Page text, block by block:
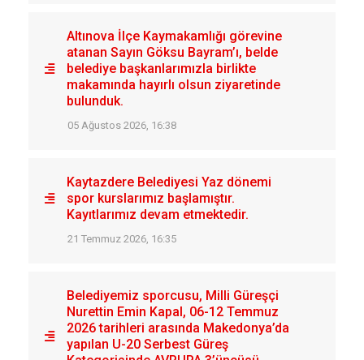
Altınova İlçe Kaymakamlığı görevine
atanan Sayın Göksu Bayram’ı, belde
belediye başkanlarımızla birlikte
makamında hayırlı olsun ziyaretinde
bulunduk.
05 Ağustos 2026, 16:38
Kaytazdere Belediyesi Yaz dönemi
spor kurslarımız başlamıştır.
Kayıtlarımız devam etmektedir.
21 Temmuz 2026, 16:35
Belediyemiz sporcusu, Milli Güreşçi
Nurettin Emin Kapal, 06-12 Temmuz
2026 tarihleri arasında Makedonya’da
yapılan U-20 Serbest Güreş